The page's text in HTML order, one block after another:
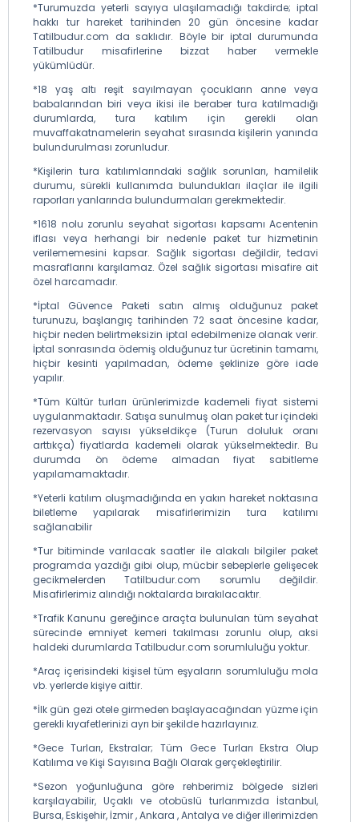
*Turumuzda yeterli sayıya ulaşılamadığı takdirde; iptal
hakkı tur hareket tarihinden 20 gün öncesine kadar
Tatilbudur.com da saklıdır. Böyle bir iptal durumunda
Tatilbudur misafirlerine bizzat haber vermekle
yükümlüdür.
*18 yaş altı reşit sayılmayan çocukların anne veya
babalarından biri veya ikisi ile beraber tura katılmadığı
durumlarda, tura katılım için gerekli olan
muvaffakatnamelerin seyahat sırasında kişilerin yanında
bulundurulması zorunludur.
*Kişilerin tura katılımlarındaki sağlık sorunları, hamilelik
durumu, sürekli kullanımda bulundukları ilaçlar ile ilgili
raporları yanlarında bulundurmaları gerekmektedir.
*1618 nolu zorunlu seyahat sigortası kapsamı Acentenin
iflası veya herhangi bir nedenle paket tur hizmetinin
verilememesini kapsar. Sağlık sigortası değildir, tedavi
masraflarını karşılamaz. Özel sağlık sigortası misafire ait
özel harcamadır.
*İptal Güvence Paketi satın almış olduğunuz paket
turunuzu, başlangıç tarihinden 72 saat öncesine kadar,
hiçbir neden belirtmeksizin iptal edebilmenize olanak verir.
İptal sonrasında ödemiş olduğunuz tur ücretinin tamamı,
hiçbir kesinti yapılmadan, ödeme şeklinize göre iade
yapılır.
*Tüm Kültür turları ürünlerimizde kademeli fiyat sistemi
uygulanmaktadır. Satışa sunulmuş olan paket tur içindeki
rezervasyon sayısı yükseldikçe (Turun doluluk oranı
arttıkça) fiyatlarda kademeli olarak yükselmektedir. Bu
durumda ön ödeme almadan fiyat sabitleme
yapılamamaktadır.
*Yeterli katılım oluşmadığında en yakın hareket noktasına
biletleme yapılarak misafirlerimizin tura katılımı
sağlanabilir
*Tur bitiminde varılacak saatler ile alakalı bilgiler paket
programda yazdığı gibi olup, mücbir sebeplerle gelişecek
gecikmelerden Tatilbudur.com sorumlu değildir.
Misafirlerimiz alındığı noktalarda bırakılacaktır.
*Trafik Kanunu gereğince araçta bulunulan tüm seyahat
sürecinde emniyet kemeri takılması zorunlu olup, aksi
haldeki durumlarda Tatilbudur.com sorumluluğu yoktur.
*Araç içerisindeki kişisel tüm eşyaların sorumluluğu mola
vb. yerlerde kişiye aittir.
*İlk gün gezi otele girmeden başlayacağından yüzme için
gerekli kıyafetlerinizi ayrı bir şekilde hazırlayınız.
*Gece Turları, Ekstralar; Tüm Gece Turları Ekstra Olup
Katılıma ve Kişi Sayısına Bağlı Olarak gerçekleştirilir.
*Sezon yoğunluğuna göre rehberimiz bölgede sizleri
karşılayabilir, Uçaklı ve otobüslü turlarımızda İstanbul,
Bursa, Eskişehir, İzmir , Ankara , Antalya ve diğer illerimizden